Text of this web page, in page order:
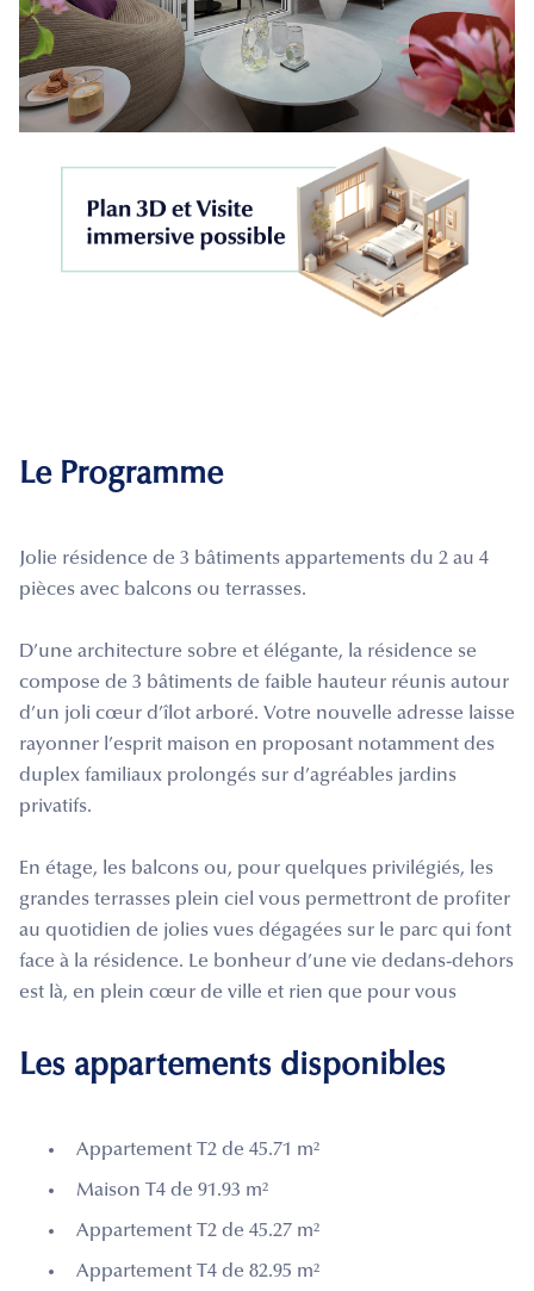
Le Programme
Jolie résidence de 3 bâtiments appartements du 2 au 4
pièces avec balcons ou terrasses.
D’une architecture sobre et élégante, la résidence se
compose de 3 bâtiments de faible hauteur réunis autour
d’un joli cœur d’îlot arboré. Votre nouvelle adresse laisse
rayonner l’esprit maison en proposant notamment des
duplex familiaux prolongés sur d’agréables jardins
privatifs.
En étage, les balcons ou, pour quelques privilégiés, les
grandes terrasses plein ciel vous permettront de profiter
au quotidien de jolies vues dégagées sur le parc qui font
face à la résidence. Le bonheur d’une vie dedans-dehors
est là, en plein cœur de ville et rien que pour vous
Les appartements disponibles
Appartement T2 de 45.71 m²
Maison T4 de 91.93 m²
Appartement T2 de 45.27 m²
Appartement T4 de 82.95 m²